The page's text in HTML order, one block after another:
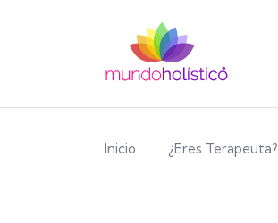
Inicio ¿Eres Terapeuta?